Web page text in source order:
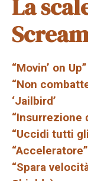
La
“Movin’ on Up”
“Non
‘Jailbird’
“Insurrezione
“Uccidi tutti
“Spara